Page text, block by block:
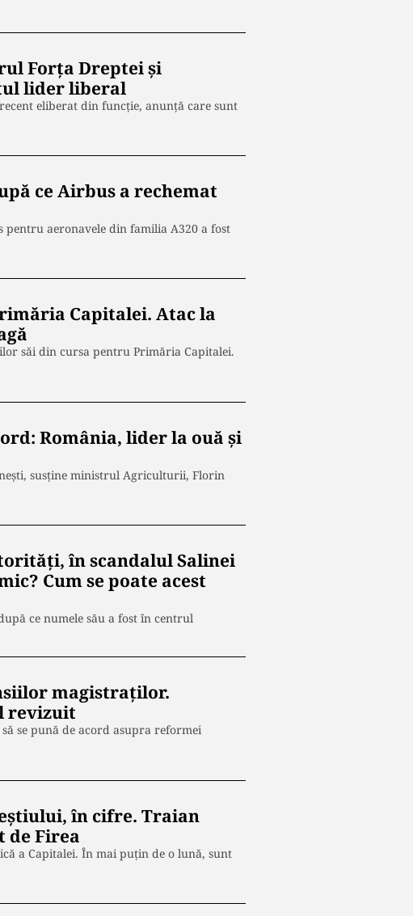
Forța Dreptei și
lider liberal
eliberat din funcție, anunță care sunt
ce Airbus a rechemat
aeronavele din familia A320 a fost
Capitalei. Atac la
săi din cursa pentru Primăria Capitalei.
România, lider la ouă și
susține ministrul Agriculturii, Florin
în scandalul Salinei
Cum se poate acest
ce numele său a fost în centrul
magistraților.
revizuit
se pună de acord asupra reformei
în cifre. Traian
de Firea
a Capitalei. În mai puțin de o lună, sunt